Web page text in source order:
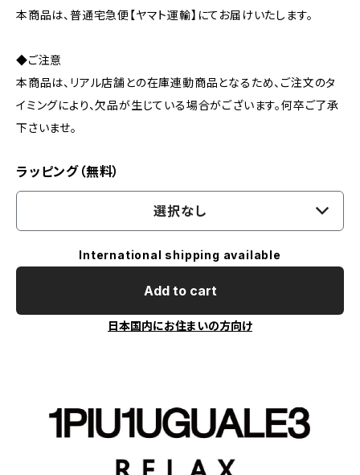
本商品は、普通宅急便【ヤマト運輸】にてお届けいたします。
◆ご注意
本商品は、リアル店舗との在庫連動商品となるため、ご注文のタ
イミングにより、欠品が生じている場合がございます。何卒ご了承
下さいませ。
ラッピング（無料）
選択なし
International shipping available
Add to cart
日本国内にお住まいの方向け